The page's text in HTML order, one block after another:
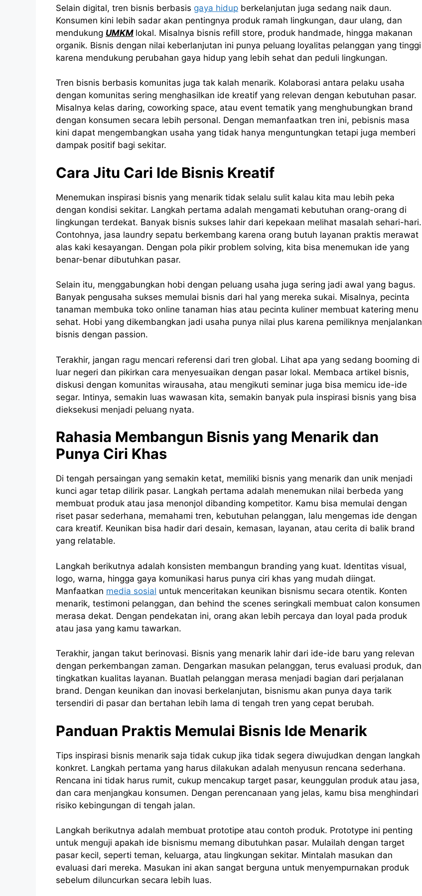
Selain digital, tren bisnis berbasis gaya hidup berkelanjutan juga sedang naik daun.
Konsumen kini lebih sadar akan pentingnya produk ramah lingkungan, daur ulang, dan
mendukung UMKM lokal. Misalnya bisnis refill store, produk handmade, hingga makanan
organik. Bisnis dengan nilai keberlanjutan ini punya peluang loyalitas pelanggan yang tinggi
karena mendukung perubahan gaya hidup yang lebih sehat dan peduli lingkungan.
Tren bisnis berbasis komunitas juga tak kalah menarik. Kolaborasi antara pelaku usaha
dengan komunitas sering menghasilkan ide kreatif yang relevan dengan kebutuhan pasar.
Misalnya kelas daring, coworking space, atau event tematik yang menghubungkan brand
dengan konsumen secara lebih personal. Dengan memanfaatkan tren ini, pebisnis masa
kini dapat mengembangkan usaha yang tidak hanya menguntungkan tetapi juga memberi
dampak positif bagi sekitar.
Cara Jitu Cari Ide Bisnis Kreatif
Menemukan inspirasi bisnis yang menarik tidak selalu sulit kalau kita mau lebih peka
dengan kondisi sekitar. Langkah pertama adalah mengamati kebutuhan orang-orang di
lingkungan terdekat. Banyak bisnis sukses lahir dari kepekaan melihat masalah sehari-hari.
Contohnya, jasa laundry sepatu berkembang karena orang butuh layanan praktis merawat
alas kaki kesayangan. Dengan pola pikir problem solving, kita bisa menemukan ide yang
benar-benar dibutuhkan pasar.
Selain itu, menggabungkan hobi dengan peluang usaha juga sering jadi awal yang bagus.
Banyak pengusaha sukses memulai bisnis dari hal yang mereka sukai. Misalnya, pecinta
tanaman membuka toko online tanaman hias atau pecinta kuliner membuat katering menu
sehat. Hobi yang dikembangkan jadi usaha punya nilai plus karena pemiliknya menjalankan
bisnis dengan passion.
Terakhir, jangan ragu mencari referensi dari tren global. Lihat apa yang sedang booming di
luar negeri dan pikirkan cara menyesuaikan dengan pasar lokal. Membaca artikel bisnis,
diskusi dengan komunitas wirausaha, atau mengikuti seminar juga bisa memicu ide-ide
segar. Intinya, semakin luas wawasan kita, semakin banyak pula inspirasi bisnis yang bisa
dieksekusi menjadi peluang nyata.
Rahasia Membangun Bisnis yang Menarik dan
Punya Ciri Khas
Di tengah persaingan yang semakin ketat, memiliki bisnis yang menarik dan unik menjadi
kunci agar tetap dilirik pasar. Langkah pertama adalah menemukan nilai berbeda yang
membuat produk atau jasa menonjol dibanding kompetitor. Kamu bisa memulai dengan
riset pasar sederhana, memahami tren, kebutuhan pelanggan, lalu mengemas ide dengan
cara kreatif. Keunikan bisa hadir dari desain, kemasan, layanan, atau cerita di balik brand
yang relatable.
Langkah berikutnya adalah konsisten membangun branding yang kuat. Identitas visual,
logo, warna, hingga gaya komunikasi harus punya ciri khas yang mudah diingat.
Manfaatkan media sosial untuk menceritakan keunikan bisnismu secara otentik. Konten
menarik, testimoni pelanggan, dan behind the scenes seringkali membuat calon konsumen
merasa dekat. Dengan pendekatan ini, orang akan lebih percaya dan loyal pada produk
atau jasa yang kamu tawarkan.
Terakhir, jangan takut berinovasi. Bisnis yang menarik lahir dari ide-ide baru yang relevan
dengan perkembangan zaman. Dengarkan masukan pelanggan, terus evaluasi produk, dan
tingkatkan kualitas layanan. Buatlah pelanggan merasa menjadi bagian dari perjalanan
brand. Dengan keunikan dan inovasi berkelanjutan, bisnismu akan punya daya tarik
tersendiri di pasar dan bertahan lebih lama di tengah tren yang cepat berubah.
Panduan Praktis Memulai Bisnis Ide Menarik
Tips inspirasi bisnis menarik saja tidak cukup jika tidak segera diwujudkan dengan langkah
konkret. Langkah pertama yang harus dilakukan adalah menyusun rencana sederhana.
Rencana ini tidak harus rumit, cukup mencakup target pasar, keunggulan produk atau jasa,
dan cara menjangkau konsumen. Dengan perencanaan yang jelas, kamu bisa menghindari
risiko kebingungan di tengah jalan.
Langkah berikutnya adalah membuat prototipe atau contoh produk. Prototype ini penting
untuk menguji apakah ide bisnismu memang dibutuhkan pasar. Mulailah dengan target
pasar kecil, seperti teman, keluarga, atau lingkungan sekitar. Mintalah masukan dan
evaluasi dari mereka. Masukan ini akan sangat berguna untuk menyempurnakan produk
sebelum diluncurkan secara lebih luas.